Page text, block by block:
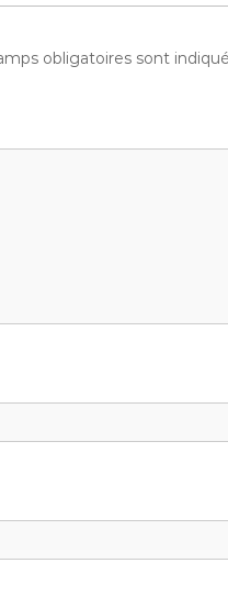
obligatoires sont